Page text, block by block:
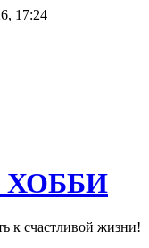
17:24
ХОББИ
к счастливой жизни!